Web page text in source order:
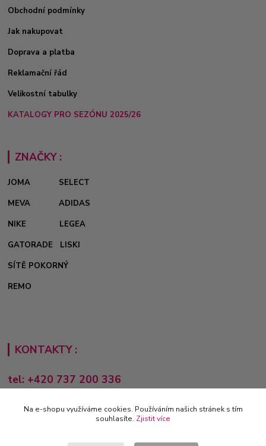
Obchodní podmínky
Jak nakupovat
Doprava a platba
Reklamační řád
Velikostní tabulky
KATALOGY PRO SEZÓNU 2025/26
ZNAČKY :
JOMA
SELECT
MEVA
ADIDAS
NIKE
LEGEA
GATORADE
LISKI
SÍTĚ POKORNÝ
REMO
KONTAKTY :
tel: +420 737 200 336
Pondělí-Pátek: 8 - 17 hodin
obchod@e-sporting.cz
Na e-shopu využíváme cookies. Používáním našich stránek s tím
souhlasíte. Zjistit více